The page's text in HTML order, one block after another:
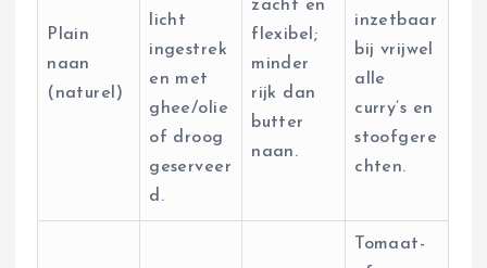
Plain
naan
(naturel)
licht
ingestrek
en met
ghee/olie
of droog
geserveer
d.
zacht en
flexibel;
minder
rijk dan
butter
naan.
inzetbaar
bij vrijwel
alle
curry’s en
stoofgere
chten.
Tomaat-